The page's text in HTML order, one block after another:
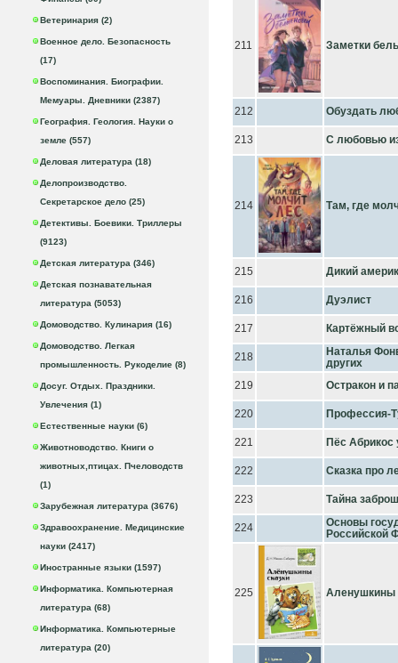
Ветеринария (2)
Военное дело. Безопасность
(17)
Воспоминания. Биографии.
Мемуары. Дневники (2387)
География. Геология. Науки о
земле (557)
Деловая литература (18)
Делопроизводство.
Секретарское дело (25)
Детективы. Боевики. Триллеры
(9123)
Детская литература (346)
Детская познавательная
литература (5053)
Домоводство. Кулинария (16)
Домоводство. Легкая
промышленность. Рукоделие (8)
Досуг. Отдых. Праздники.
Увлечения (1)
Естественные науки (6)
Животноводство. Книги о
животных,птицах. Пчеловодств
(1)
Зарубежная литература (3676)
Здравоохранение. Медицинские
науки (2417)
Иностранные языки (1597)
Информатика. Компьютерная
литература (68)
Информатика. Компьютерные
литература (20)
211 Заметки
212 Обуздать
213 С любовью
214 Там, где
215 Дикий
216 Дуэлист
217 Картёжный
218
Наталья
других
219
Остракон и
220 Профессия-
221 Пёс Абрикос
222 Сказка про
223 Тайна
224
Основы
Российской
225 Аленушкины